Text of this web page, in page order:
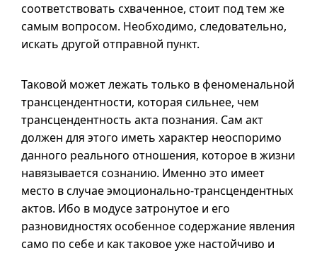
соответствовать схваченное, стоит под тем же
самым вопросом. Необходимо, следовательно,
искать другой отправной пункт.
Таковой может лежать только в феноменальной
трансцендентности, которая сильнее, чем
трансцендентность акта познания. Сам акт
должен для этого иметь характер неоспоримо
данного реального отношения, которое в жизни
навязывается сознанию. Именно это имеет
место в случае эмоционально-трансцендентных
актов. Ибо в модусе затронутое и его
разновидностях особенное содержание явления
само по себе и как таковое уже настойчиво и